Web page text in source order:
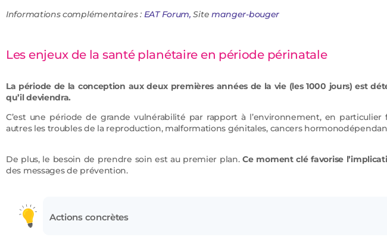
Informations complémentaires : EAT Forum, Site manger-bouger
Les enjeux de la santé planétaire en période périnatale
La période de la conception aux deux premières années de la vie (les 1000 jours) est
qu’il deviendra.
C’est une période de grande vulnérabilité par rapport à l’environnement, en
autres les troubles de la reproduction, malformations génitales, cancers
De plus, le besoin de prendre soin est au premier plan.Ce moment clé favorise
des messages de prévention.
Actions concrètes